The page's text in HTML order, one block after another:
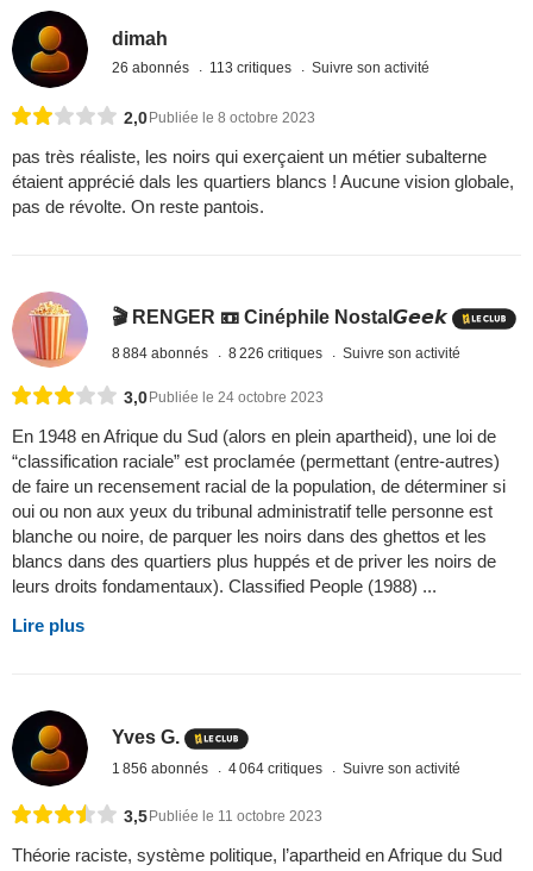
dimah
26 abonnés 113 critiques Suivre son activité
2,0Publiée le 8 octobre 2023
pas très réaliste, les noirs qui exerçaient un métier subalterne
étaient apprécié dals les quartiers blancs ! Aucune vision globale,
pas de révolte. On reste pantois.
🎬 RENGER 📼 Cinéphile Nostal𝙂𝙚𝙚𝙠
8 884 abonnés 8 226 critiques Suivre son activité
3,0 Publiée le 24 octobre 2023
En 1948 en Afrique du Sud (alors en plein apartheid), une loi de
“classification raciale” est proclamée (permettant (entre-autres)
de faire un recensement racial de la population, de déterminer si
oui ou non aux yeux du tribunal administratif telle personne est
blanche ou noire, de parquer les noirs dans des ghettos et les
blancs dans des quartiers plus huppés et de priver les noirs de
leurs droits fondamentaux). Classified People (1988) ...
Lire plus
Yves G.
1 856 abonnés 4 064 critiques Suivre son activité
3,5 Publiée le 11 octobre 2023
Théorie raciste, système politique, l’apartheid en Afrique du Sud